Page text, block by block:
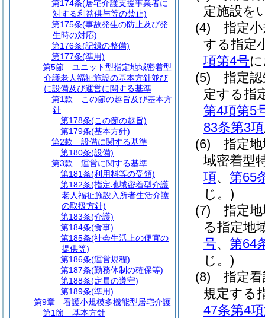
定施設を
(4)
指定
する指定
項第4号
(5)
指定
定する指
第4項第5
83条第3項
(6)
指定
域密着型
項、 第65
じ。)
(7)
指定
る指定地
号、 第64
じ。)
(8)
指定
規定する
47条第4
第174条(居宅介護支援事業者に
対する利益供与等の禁止)
第175条(事故発生の防止及び発
生時の対応)
第176条(記録の整備)
第177条(準用)
第5節
ユニット型指定地域密着型
介護老人福祉施設の基本方針並び
に設備及び運営に関する基準
第1款
この節の趣旨及び基本方
針
第178条(この節の趣旨)
第179条(基本方針)
第2款
設備に関する基準
第180条(設備)
第3款
運営に関する基準
第181条(利用料等の受領)
第182条(指定地域密着型介護
老人福祉施設入所者生活介護
の取扱方針)
第183条(介護)
第184条(食事)
第185条(社会生活上の便宜の
提供等)
第186条(運営規程)
第187条(勤務体制の確保等)
第188条(定員の遵守)
第189条(準用)
第9章
看護小規模多機能型居宅介護
第1節
基本方針